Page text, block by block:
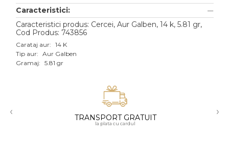
Aur alb
Aur roz
Aur mixt
18K
Caracteristici:
Caracteristici produs: Cercei, Aur Galben, 14 k, 5.81 gr,
Cod Produs: 743856
Carataj aur: 14 K
Tip aur: Aur Galben
Gramaj: 5.81 gr
‹ TRANSPORT GRATUIT
la plata cu cardul
›